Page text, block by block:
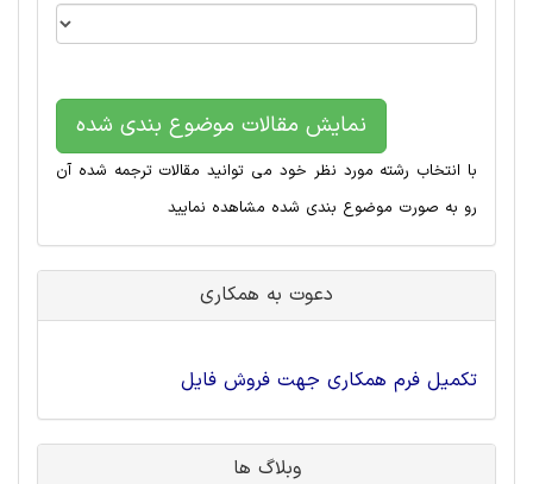
نمایش مقالات موضوع بندی شده
با انتخاب رشته مورد نظر خود می توانید مقالات ترجمه شده آن
رو به صورت موضوع بندی شده مشاهده نمایید
دعوت به همکاری
تکمیل فرم همکاری جهت فروش فایل
وبلاگ ها